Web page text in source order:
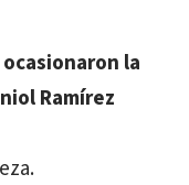
la
Ramírez